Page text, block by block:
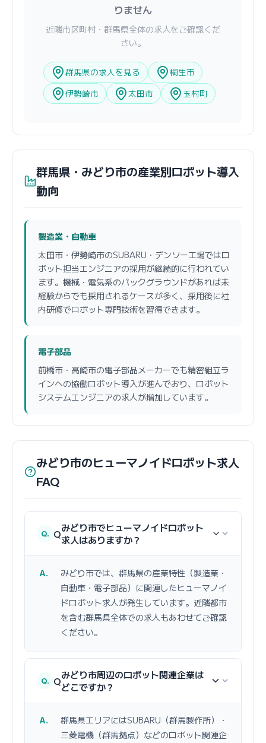
りません
近隣市区町村・群馬県全体の求人をご確認くだ
さい。
群馬県の求人を見る
桐生市
伊勢崎市
太田市 玉村町
群馬県・みどり市の産業別ロボット導入
動向
製造業・自動車
太田市・伊勢崎市のSUBARU・デンソー工場ではロ
ボット担当エンジニアの採用が継続的に行われてい
ます。機械・電気系のバックグラウンドがあれば未
経験からでも採用されるケースが多く、採用後に社
内研修でロボット専門技術を習得できます。
電子部品
前橋市・高崎市の電子部品メーカーでも精密組立ラ
インへの協働ロボット導入が進んでおり、ロボット
システムエンジニアの求人が増加しています。
みどり市のヒューマノイドロボット求人
FAQ
Qみどり市でヒューマノイドロボット
求人はありますか？
みどり市では、群馬県の産業特性（製造業・
自動車・電子部品）に関連したヒューマノイ
ドロボット求人が発生しています。近隣都市
を含む群馬県全体での求人もあわせてご確認
ください。
Qみどり市周辺のロボット関連企業は
どこですか？
群馬県エリアにはSUBARU（群馬製作所）・
三菱電機（群馬拠点）などのロボット関連企